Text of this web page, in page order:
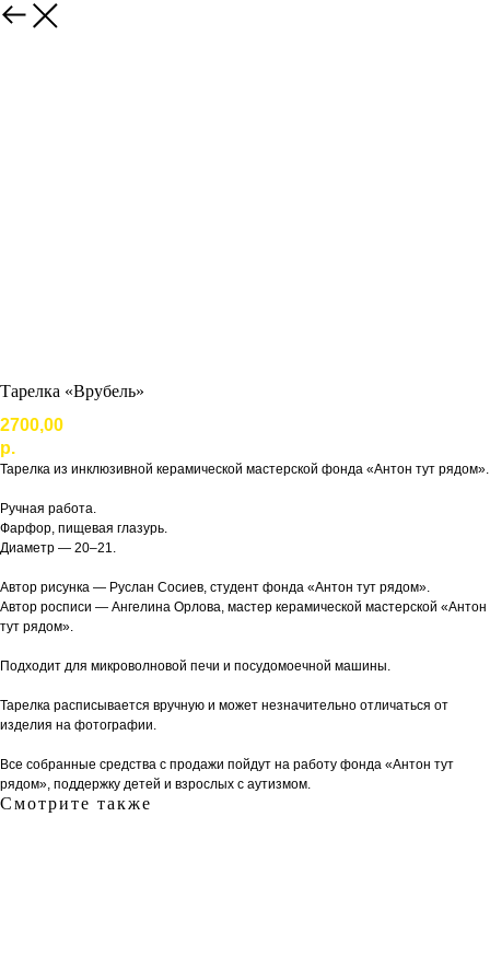
Тарелка «Врубель»
2700,00
р.
Тарелка из инклюзивной керамической мастерской фонда «Антон тут рядом».
Ручная работа.
Фарфор, пищевая глазурь.
Диаметр — 20–21.
Автор рисунка — Руслан Сосиев, студент фонда «Антон тут рядом».
Автор росписи — Ангелина Орлова, мастер керамической мастерской «Антон
тут рядом».
Подходит для микроволновой печи и посудомоечной машины.
Тарелка расписывается вручную и может незначительно отличаться от
изделия на фотографии.
Все собранные средства с продажи пойдут на работу фонда «Антон тут
рядом», поддержку детей и взрослых с аутизмом.
Смотрите также